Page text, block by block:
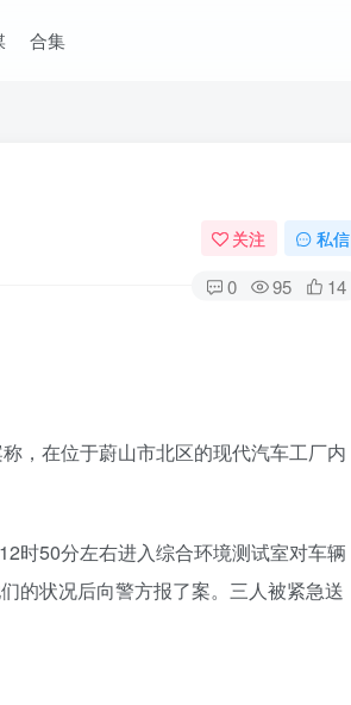
合集
关注 私信
0 95 14
，在位于蔚山市北区的现代汽车工厂内
时50分左右进入综合环境测试室对车辆
的状况后向警方报了案。三人被紧急送